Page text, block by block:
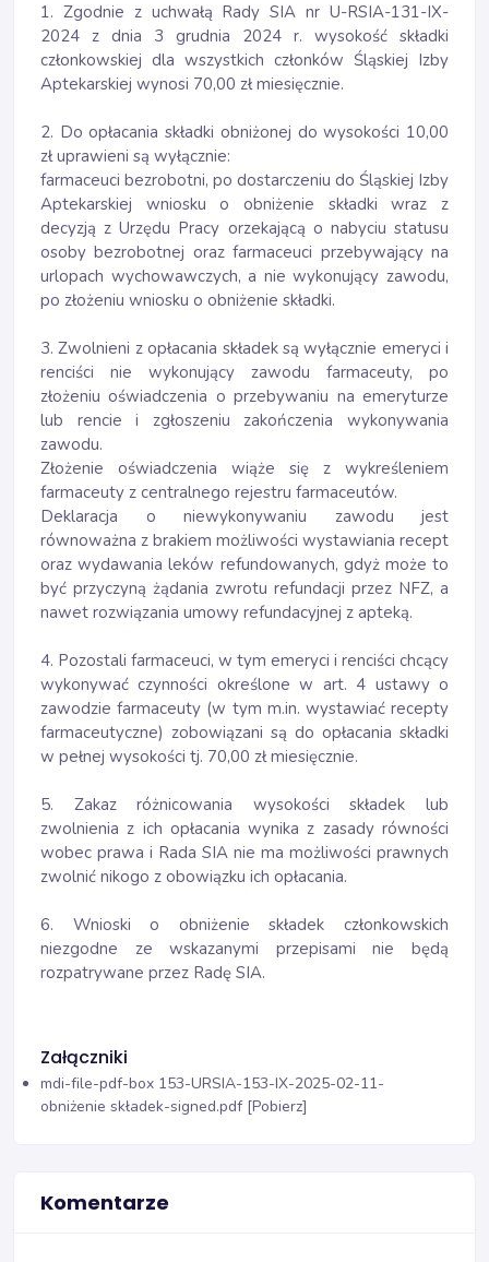
1. Zgodnie z uchwałą Rady SIA nr U-RSIA-131-IX-
2024 z dnia 3 grudnia 2024 r. wysokość składki
członkowskiej dla wszystkich członków Śląskiej Izby
Aptekarskiej wynosi 70,00 zł miesięcznie.
2. Do opłacania składki obniżonej do wysokości 10,00
zł uprawieni są wyłącznie:
farmaceuci bezrobotni, po dostarczeniu do Śląskiej Izby
Aptekarskiej wniosku o obniżenie składki wraz z
decyzją z Urzędu Pracy orzekającą o nabyciu statusu
osoby bezrobotnej oraz farmaceuci przebywający na
urlopach wychowawczych, a nie wykonujący zawodu,
po złożeniu wniosku o obniżenie składki.
3. Zwolnieni z opłacania składek są wyłącznie emeryci i
renciści nie wykonujący zawodu farmaceuty, po
złożeniu oświadczenia o przebywaniu na emeryturze
lub rencie i zgłoszeniu zakończenia wykonywania
zawodu.
Złożenie oświadczenia wiąże się z wykreśleniem
farmaceuty z centralnego rejestru farmaceutów.
Deklaracja o niewykonywaniu zawodu jest
równoważna z brakiem możliwości wystawiania recept
oraz wydawania leków refundowanych, gdyż może to
być przyczyną żądania zwrotu refundacji przez NFZ, a
nawet rozwiązania umowy refundacyjnej z apteką.
4. Pozostali farmaceuci, w tym emeryci i renciści chcący
wykonywać czynności określone w art. 4 ustawy o
zawodzie farmaceuty (w tym m.in. wystawiać recepty
farmaceutyczne) zobowiązani są do opłacania składki
w pełnej wysokości tj. 70,00 zł miesięcznie.
5. Zakaz różnicowania wysokości składek lub
zwolnienia z ich opłacania wynika z zasady równości
wobec prawa i Rada SIA nie ma możliwości prawnych
zwolnić nikogo z obowiązku ich opłacania.
6. Wnioski o obniżenie składek członkowskich
niezgodne ze wskazanymi przepisami nie będą
rozpatrywane przez Radę SIA.
Załączniki
mdi-file-pdf-box 153-URSIA-153-IX-2025-02-11-
obniżenie składek-signed.pdf [Pobierz]
Komentarze